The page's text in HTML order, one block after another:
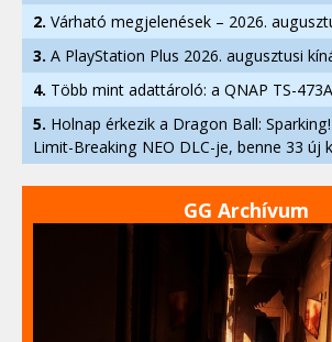
2. Várható megjelenések – 2026.
3. A PlayStation Plus 2026. augusztusi
4. Több mint adattároló: a QNAP TS-
5. Holnap érkezik a Dragon Ball:
Limit-Breaking NEO DLC-je, benne 33 új
GG Archívum